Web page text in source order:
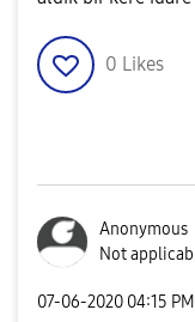
0 Likes
Anonymous
Not
‎07-06-2020 04:15 PM